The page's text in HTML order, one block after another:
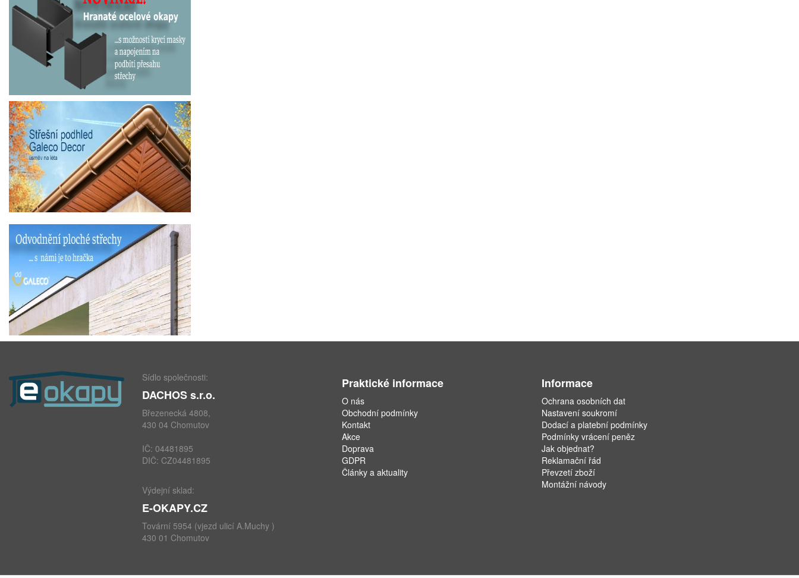
Sídlo společnosti:
DACHOS s.r.o.
Březenecká 4808,
430 04 Chomutov
IČ: 04481895
DIČ: CZ04481895
Výdejní sklad:
E-OKAPY.CZ
Tovární 5954 (vjezd ulicí A.Muchy )
430 01 Chomutov
Praktické informace
O nás
Obchodní podmínky
Kontakt
Akce
Doprava
GDPR
Články a aktuality
Informace
Ochrana osobních dat
Nastavení soukromí
Dodací a platební podmínky
Podmínky vrácení peněz
Jak objednat?
Reklamační řád
Převzetí zboží
Montážní návody